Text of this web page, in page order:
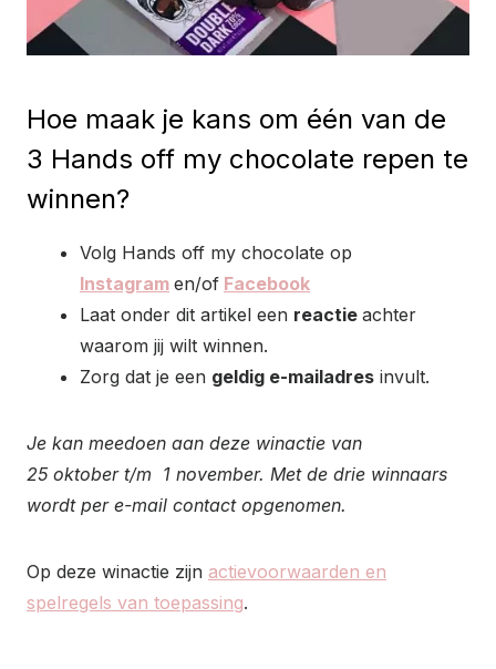
Hoe maak je kans om één van de
3 Hands off my chocolate repen te
winnen?
Volg Hands off my chocolate op
Instagram en/of Facebook
Laat onder dit artikel een reactie achter
waarom jij wilt winnen.
Zorg dat je een geldig e-mailadres invult.
Je kan meedoen aan deze winactie van
25 oktober t/m 1 november. Met de drie winnaars
wordt per e-mail contact opgenomen.
Op deze winactie zijn actievoorwaarden en
spelregels van toepassing.